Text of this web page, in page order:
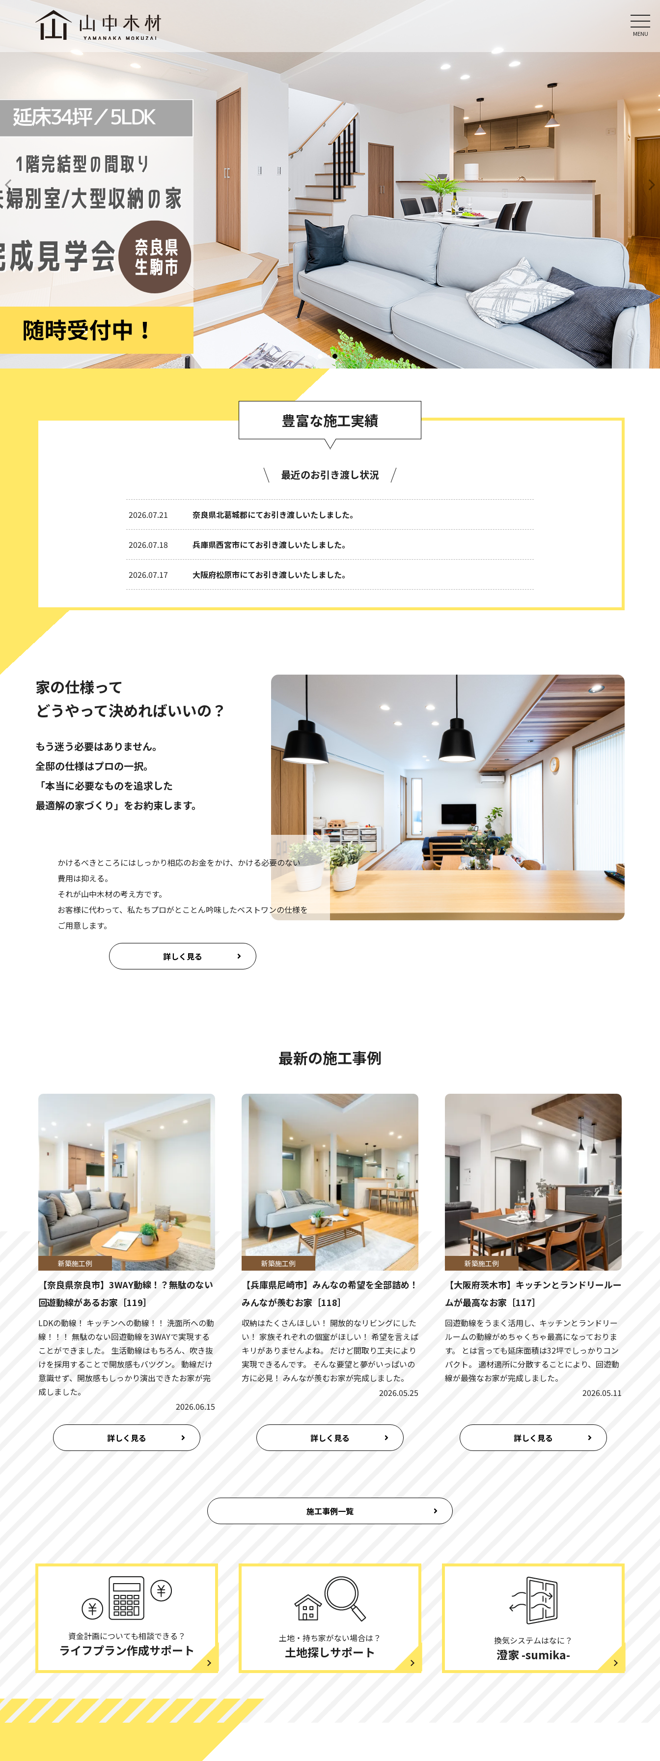
豊富な施工実績
最近のお引き渡し状況
2026.07.21 奈良県北葛城郡にてお引き渡しいたしました。
2026.07.18 兵庫県西宮市にてお引き渡しいたしました。
2026.07.17 大阪府松原市にてお引き渡しいたしました。
2026.07.09 兵庫県尼崎市にてお引き渡しいたしました。
大阪府高槻市にてお引き渡しいたしました。
2026.05.23 大阪府枚方市にてお引き渡しいたしました。
2026.05.22 奈良県奈良市にてお引き渡しいたしました。
2026.05.19 大阪府富田林市にてお引き渡しいたしました。
滋賀県栗東市にてお引き渡しいたしました。
大阪府豊中市にてお引き渡しいたしました。
2026.04.18 奈良県磯城郡田原本町にてお引き渡しいたしました。
2026.03.28 兵庫県尼崎市にてお引き渡しいたしました。
大阪府富田林市にてお引き渡しいたしました。
2026.03.07 大阪府東大阪市にてお引き渡しいたしました。
2026.02.27 大阪府富田林市にてお引き渡しいたしました。
2026.02.21 大阪府堺市にてお引き渡しいたしました。
2026.02.21 兵庫県川西市にてお引き渡しいたしました。
2026.02.09 京都市伏見区にてお引き渡しいたしました。
2026.02.03 大阪市東住吉区にてお引き渡しいたしました。
2026.01.27 大阪府八尾市にてお引き渡しいたしました。
2026.01.23 京都府木津川市にてお引き渡しいたしました。
2026.01.17 京都府宇治市にてお引き渡しいたしました。
大阪府茨木市にてお引き渡しいたしました。
2025.12.27 大阪府茨木市にてお引き渡しいたしました。
大阪府交野市にてお引き渡しいたしました。
2025.11.18 大阪府大東市にてお引き渡しいたしました。
2025.11.08 兵庫県伊丹市にてお引き渡しいたしました。
2025.10.25 大阪府枚方市にてお引き渡しいたしました。
2025.10.11 大阪市平野区にてお引き渡しいたしました。
2025.10.04 奈良県北葛城郡にてお引き渡しいたしました。
京都市伏見区にてお引き渡しいたしました。
家の仕様って
どうやって決めればいいの？
もう迷う必要はありません。
全邸の仕様はプロの一択。
「本当に必要なものを追求した
最適解の家づくり」をお約束します。
かけるべきところにはしっかり相応のお金をかけ、かける必要のない
費用は抑える。
それが山中木材の考え方です。
お客様に代わって、私たちプロがとことん吟味したベストワンの仕様を
ご用意します。
詳しく見る
最新の施工事例
新築施工例
【奈良県奈良市】3WAY動線！？無駄のない
回遊動線があるお家［119］
LDKの動線！ キッチンへの動線！！ 洗面所への動
線！！！ 無駄のない回遊動線を3WAYで実現する
ことができました。 生活動線はもちろん、吹き抜
けを採用することで開放感もバツグン。 動線だけ
意識せず、開放感もしっかり演出できたお家が完
成しました。
2026.06.15
詳しく見る
新築施工例
【兵庫県尼崎市】みんなの希望を全部詰め！
みんなが羨むお家［118］
収納はたくさんほしい！ 開放的なリビングにした
い！ 家族それぞれの個室がほしい！ 希望を言えば
キリがありませんよね。 だけど間取り工夫により
実現できるんです。 そんな要望と夢がいっぱいの
方に必見！ みんなが羨むお家が完成しました。
2026.05.25
詳しく見る
新築施工例
【大阪府茨木市】キッチンとランドリールー
ムが最高なお家［117］
回遊動線をうまく活用し、キッチンとランドリー
ルームの動線がめちゃくちゃ最高になっておりま
す。 とは言っても延床面積は32坪でしっかりコン
パクト。 適材適所に分散することにより、回遊動
線が最強なお家が完成しました。
2026.05.11
詳しく見る
施工事例一覧
資金計画についても相談できる？
ライフプラン作成サポート
土地・持ち家がない場合は？
土地探しサポート
換気システムはなに？
澄家 -sumika-